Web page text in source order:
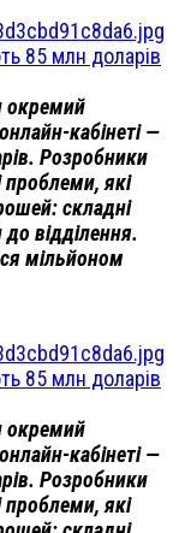
85 млн доларів
окремий
кабінеті —
Розробники
проблеми, які
складні
до відділення.
мільйоном
85 млн доларів
окремий
кабінеті —
Розробники
проблеми, які